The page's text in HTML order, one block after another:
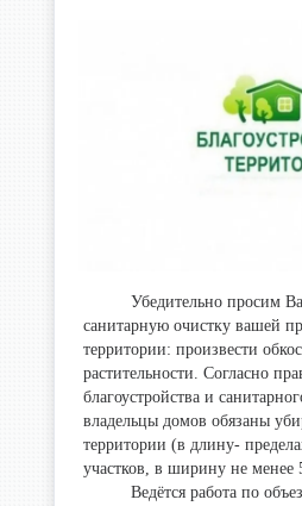
Убедительно просим Вас
санитарную очистку вашей
территории: произвести
растительности. Согласно
благоустройства и
владельцы домов обязаны
территории (в длину-
участков, в ширину не менее
Ведётся работа по